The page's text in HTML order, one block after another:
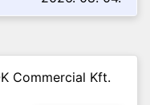
Commercial Kft.